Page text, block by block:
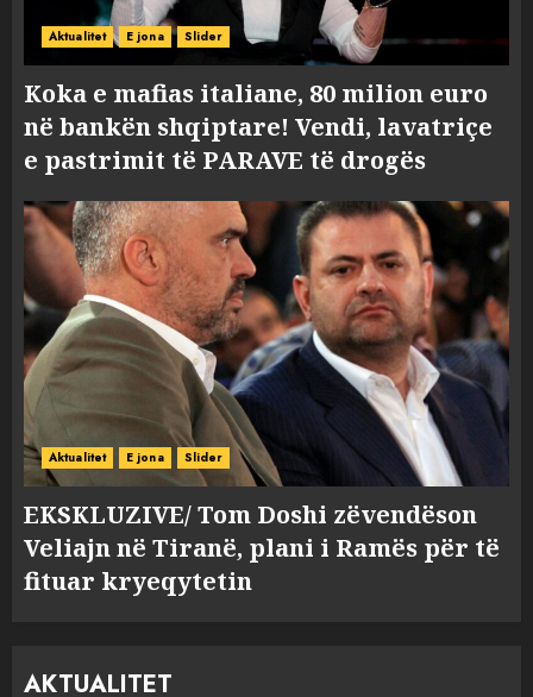
Aktualitet E jona Slider
Koka e mafias italiane, 80 milion euro
në bankën shqiptare! Vendi, lavatriçe
e pastrimit të PARAVE të drogës
Aktualitet E jona Slider
EKSKLUZIVE/ Tom Doshi zëvendëson
Veliajn në Tiranë, plani i Ramës për të
fituar kryeqytetin
AKTUALITET